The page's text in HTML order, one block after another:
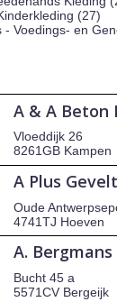
(27)
- Voedings- en
A & A Beton
Vloeddijk 26
8261GB Kampen
A Plus
Oude
4741TJ Hoeven
A. Bergmans
Bucht 45 a
5571CV Bergeijk